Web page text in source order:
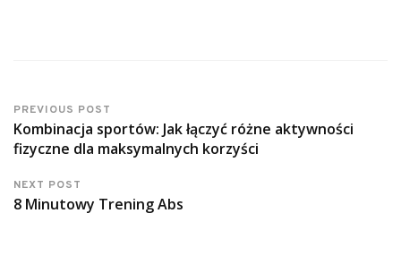
PREVIOUS POST
Kombinacja sportów: Jak łączyć różne aktywności
fizyczne dla maksymalnych korzyści
NEXT POST
8 Minutowy Trening Abs